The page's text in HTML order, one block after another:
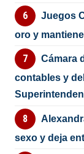
Juegos
oro y
Cámara
contables y
sexo y deja